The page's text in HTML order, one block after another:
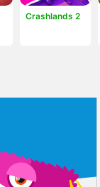
Crashlands 2